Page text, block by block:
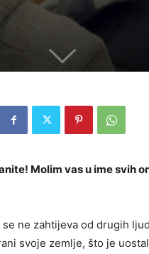
Molim vas u ime svih
ne zahtijeva od drugih
svoje zemlje, što je